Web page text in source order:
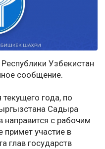
Узбекистан
сообщение.
года, по
Садыра
с рабочим
примет участие в
глав государств